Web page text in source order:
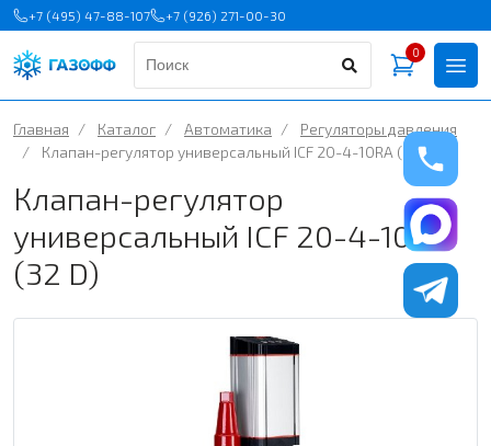
+7 (495) 47-88-107 +7 (926) 271-00-30
0
Главная / Каталог / Автоматика /
Регуляторы давления
/
Клапан-регулятор универсальный ICF 20-4-10RA (32 D)
Клапан-регулятор
универсальный ICF 20-4-10RA
(32 D)